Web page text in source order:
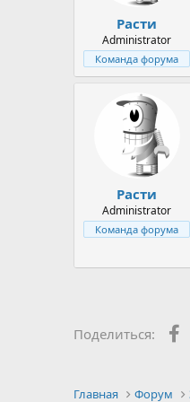
Расти
Administrator
Команда форума
Расти
Administrator
Команда форума
Поделиться:
Главная Форум